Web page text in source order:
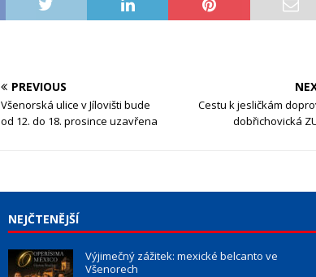
PREVIOUS
Všenorská ulice v Jílovišti bude
od 12. do 18. prosince uzavřena
Cestu k jesličkám
dobřichovická
NEJČTENĚJŠÍ
Výjimečný zážitek: mexické belcanto ve
Všenorech